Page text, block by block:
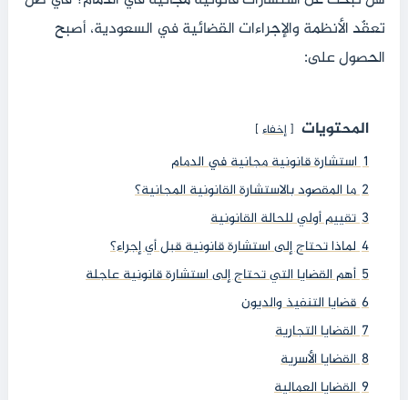
تعقّد الأنظمة والإجراءات القضائية في السعودية، أصبح
الحصول على:
المحتويات إخفاء
1 استشارة قانونية مجانية في الدمام
2 ما المقصود بالاستشارة القانونية المجانية؟
3 تقييم أولي للحالة القانونية
4 لماذا تحتاج إلى استشارة قانونية قبل أي إجراء؟
5 أهم القضايا التي تحتاج إلى استشارة قانونية عاجلة
6 قضايا التنفيذ والديون
7 القضايا التجارية
8 القضايا الأسرية
9 القضايا العمالية